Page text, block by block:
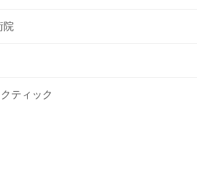
院
ティック